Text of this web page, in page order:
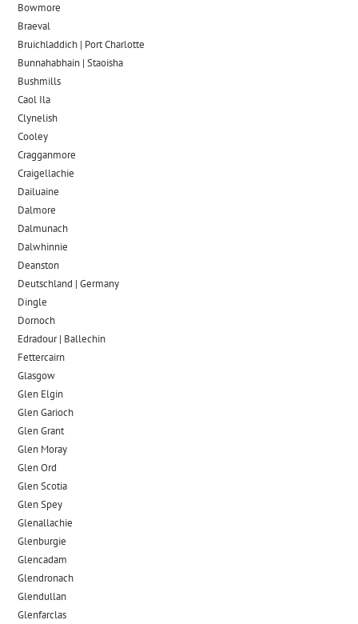
Bowmore
Braeval
Bruichladdich | Port Charlotte
Bunnahabhain | Staoisha
Bushmills
Caol Ila
Clynelish
Cooley
Cragganmore
Craigellachie
Dailuaine
Dalmore​
Dalmunach
Dalwhinnie
Deanston
Deutschland | Germany
Dingle
Dornoch
Edradour | Ballechin
Fettercairn
Glasgow
Glen Elgin
Glen Garioch
Glen Grant
Glen Moray
Glen Ord
Glen Scotia
Glen Spey
Glenallachie
Glenburgie
Glencadam
Glendronach
Glendullan
Glenfarclas